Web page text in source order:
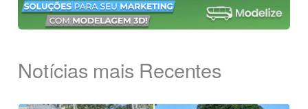
Notícias mais Recentes